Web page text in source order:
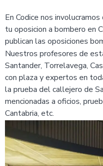
En Codice nos
tu oposicion a bombero en
publican las oposiciones
Nuestros profesores de
Santander, Torrelavega,
con plaza y expertos en
la prueba del callejero de
mencionadas a oficios,
Cantabria, etc.